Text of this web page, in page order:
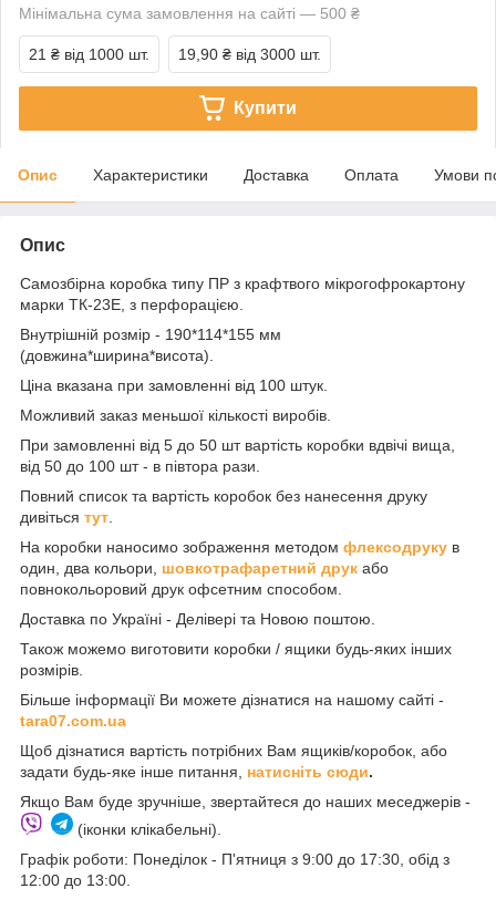
Мінімальна сума замовлення на сайті — 500 ₴
21 ₴ від 1000 шт. 19,90 ₴ від 3000 шт.
Купити
Опис Характеристики Доставка Оплата Умови
Опис
Самозбірна коробка типу ПР з крафтвого мікрогофрокартону
марки ТК-23Е, з перфорацією.
Внутрішній розмір - 190*114*155 мм
(довжина*ширина*висота).
Ціна вказана при замовленні від 100 штук.
Можливий заказ меньшої кількості виробів.
При замовленні від 5 до 50 шт вартість коробки вдвічі вища,
від 50 до 100 шт - в півтора рази.
Повний список та вартість коробок без нанесення друку
дивіться тут
На коробки наносимо зображення методом флексодруку в
один, два кольори, шовкотрафаретний друк або
повнокольоровий друк офсетним способом.
Доставка по Україні - Делівері та Новою поштою.
Також можемо виготовити коробки / ящики будь-яких інших
розмірів.
Більше інформації Ви можете дізнатися на нашому сайті -
tara07.com.ua
Щоб дізнатися вартість потрібних Вам ящиків/коробок, або
задати будь-яке інше питання, натисніть сюди.
Якщо Вам буде зручніше, звертайтеся до наших меседжерів -
(іконки клікабельні).
Графік роботи: Понеділок - П'ятниця з 9:00 до 17:30, обід з
12:00 до 13:00.